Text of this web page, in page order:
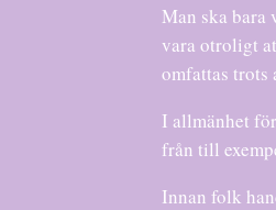
Man ska bara
vara otroligt
omfattas trots
I allmänhet
från till
Innan folk